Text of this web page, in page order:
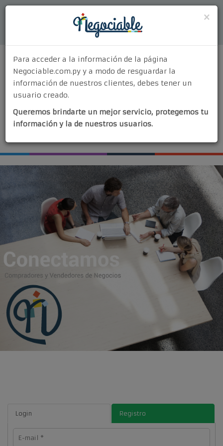
Quiénes Somos
¿Por Qué Elegirnos?
Nuestros Servicios
Contacto
Login Registro
×
Para acceder a la información de la página
Negociable.com.py y a modo de resguardar la
información de nuestros clientes, debes tener un
usuario creado.
Queremos brindarte un mejor servicio, protegemos tu
información y la de nuestros usuarios.